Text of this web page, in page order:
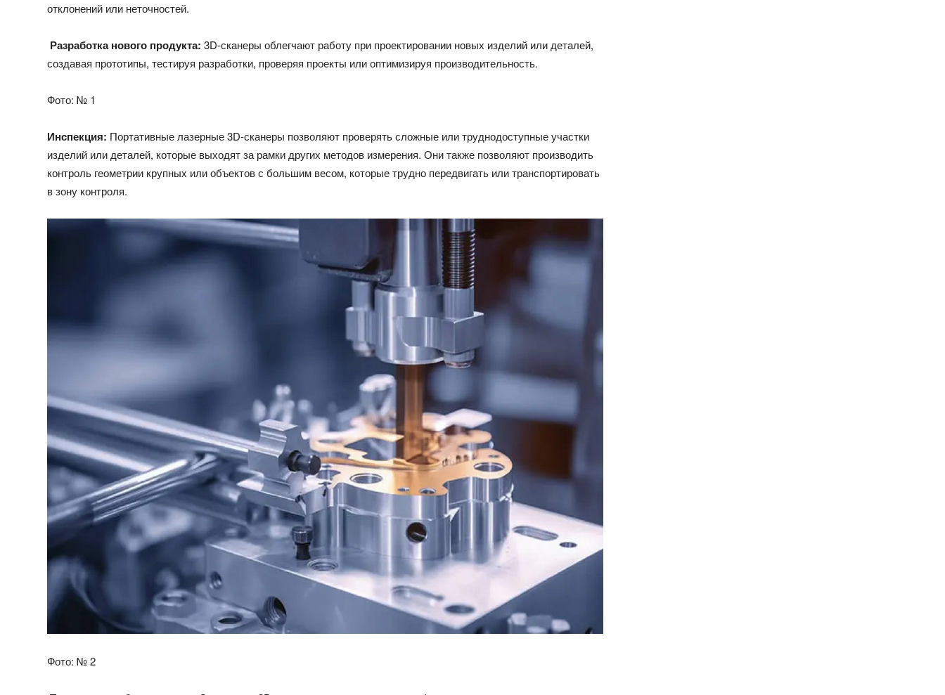
отклонений или неточностей.
Разработка нового продукта: 3D-сканеры облегчают работу при проектировании новых изделий или деталей,
создавая прототипы, тестируя разработки, проверяя проекты или оптимизируя производительность.
Фото: № 1
Инспекция: Портативные лазерные 3D-сканеры позволяют проверять сложные или труднодоступные участки
изделий или деталей, которые выходят за рамки других методов измерения. Они также позволяют производить
контроль геометрии крупных или объектов с большим весом, которые трудно передвигать или транспортировать
в зону контроля.
Фото: № 2